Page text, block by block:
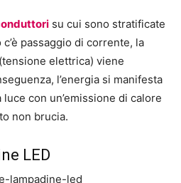
su cui sono stratificate
passaggio di corrente, la
elettrica) viene
l’energia si manifesta
con un’emissione di calore
non brucia.
LED